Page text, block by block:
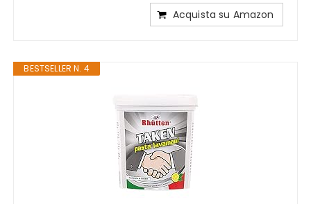
Acquista su Amazon
BESTSELLER N. 4